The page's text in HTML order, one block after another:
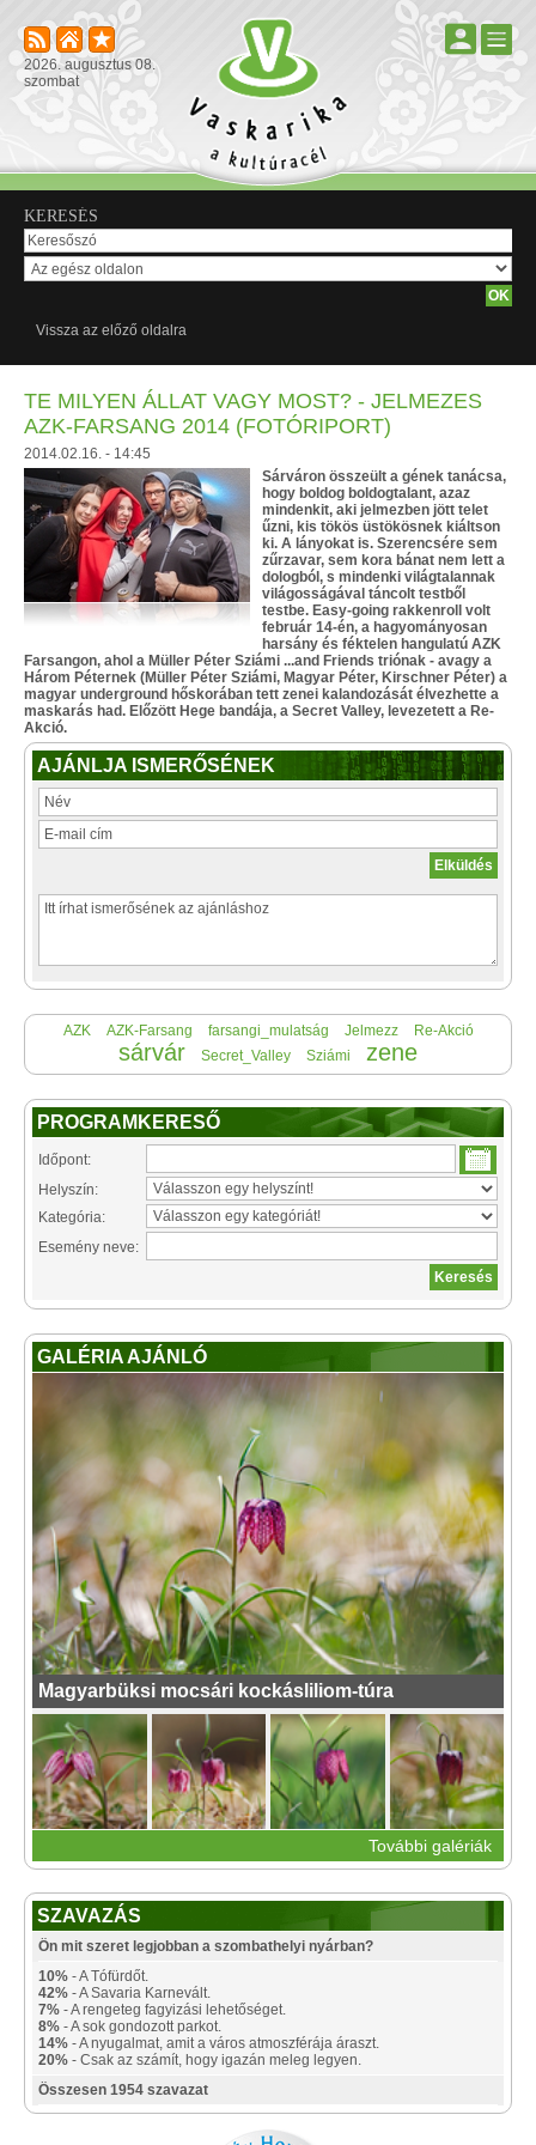
2026. augusztus 08.
szombat
KERESÉS
Vissza az előző oldalra
TE MILYEN ÁLLAT VAGY MOST? - JELMEZES
AZK-FARSANG 2014 (FOTÓRIPORT)
2014.02.16. - 14:45
Sárváron összeült a gének tanácsa,
hogy boldog boldogtalant, azaz
mindenkit, aki jelmezben jött telet
űzni, kis tökös üstökösnek kiáltson
ki. A lányokat is. Szerencsére sem
zűrzavar, sem kora bánat nem lett a
dologból, s mindenki világtalannak
világosságával táncolt testből
testbe. Easy-going rakkenroll volt
február 14-én, a hagyományosan
harsány és féktelen hangulatú AZK
Farsangon, ahol a Müller Péter Sziámi ...and Friends triónak - avagy a
Három Péternek (Müller Péter Sziámi, Magyar Péter, Kirschner Péter) a
magyar underground hőskorában tett zenei kalandozását élvezhette a
maskarás had. Előzött Hege bandája, a Secret Valley, levezetett a Re-
Akció.
AJÁNLJA ISMERŐSÉNEK
AZK AZK-Farsang farsangi_mulatság Jelmezz Re-Akció
sárvár Secret_Valley Sziámi zene
PROGRAMKERESŐ
Időpont:
Helyszín:
Kategória:
Esemény neve:
GALÉRIA AJÁNLÓ
Magyarbüksi mocsári kockásliliom-túra
További galériák
SZAVAZÁS
Ön mit szeret legjobban a szombathelyi nyárban?
10% - A Tófürdőt.
42% - A Savaria Karnevált.
7% - A rengeteg fagyizási lehetőséget.
8% - A sok gondozott parkot.
14% - A nyugalmat, amit a város atmoszférája áraszt.
20% - Csak az számít, hogy igazán meleg legyen.
Összesen 1954 szavazat